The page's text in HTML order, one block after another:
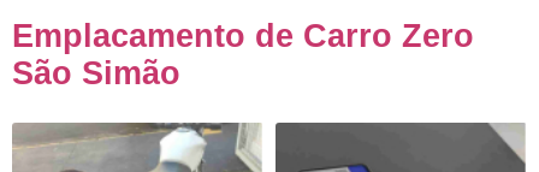
Emplacamento de Carro Zero
São Simão